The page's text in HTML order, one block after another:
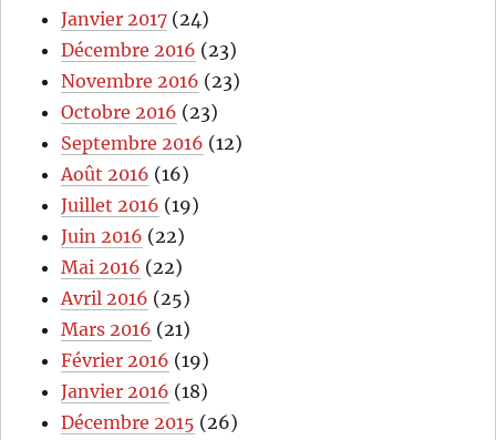
Janvier 2017 (24)
Décembre 2016 (23)
Novembre 2016 (23)
Octobre 2016 (23)
Septembre 2016 (12)
Août 2016 (16)
Juillet 2016 (19)
Juin 2016 (22)
Mai 2016 (22)
Avril 2016 (25)
Mars 2016 (21)
Février 2016 (19)
Janvier 2016 (18)
Décembre 2015 (26)